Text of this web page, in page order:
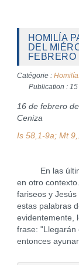
HOMILÍA
DEL
FEBRERO
Catégorie :
Publication :
16 de febrero
Ceniza
Is 58,1-9a; Mt
En las
en otro
fariseos y
estas palabras
evidentemente,
frase: "Llegarán
entonces